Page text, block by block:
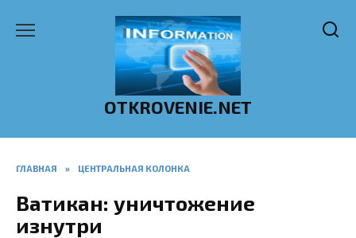
OTKROVENIE.NET
ГЛАВНАЯ » ЦЕНТРАЛЬНАЯ КОЛОНКА
Ватикан: уничтожение
изнутри